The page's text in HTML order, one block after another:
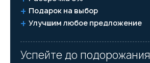
Подарок на выбор
Улучшим любое предложение
Успейте до подорожания